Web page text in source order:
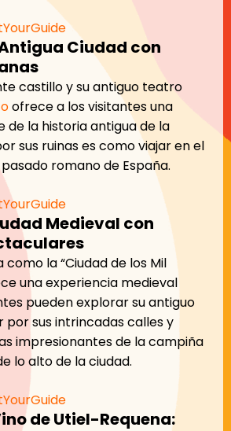
Ciudad con
castillo y su antiguo teatro
ofrece a los visitantes una
de la historia antigua de la
sus ruinas es como viajar en el
romano de España.
Medieval con
como la “Ciudad de los Mil
una experiencia medieval
pueden explorar su antiguo
por sus intrincadas calles y
impresionantes de la campiña
lo alto de la ciudad.
de Utiel-Requena: